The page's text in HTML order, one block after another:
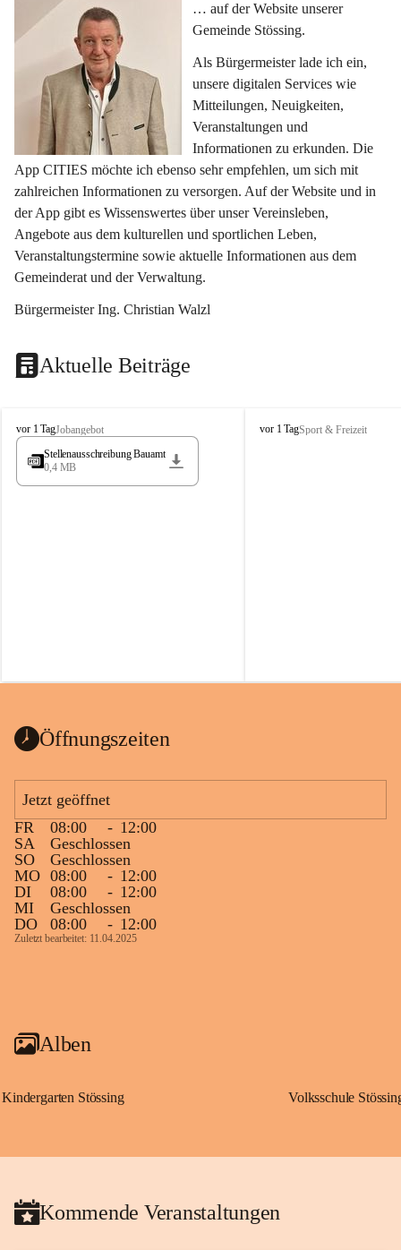
… auf der Website unserer
Gemeinde Stössing.
Als Bürgermeister lade ich ein,
unsere digitalen Services wie
Mitteilungen, Neuigkeiten,
Veranstaltungen und
Informationen zu erkunden. Die
App CITIES möchte ich ebenso sehr empfehlen, um sich mit
zahlreichen Informationen zu versorgen. Auf der Website und in
der App gibt es Wissenswertes über unser Vereinsleben,
Angebote aus dem kulturellen und sportlichen Leben,
Veranstaltungstermine sowie aktuelle Informationen aus dem
Gemeinderat und der Verwaltung.
Bürgermeister Ing. Christian Walzl
Aktuelle Beiträge
S
t
s
vor 1 TagJobangebot
Stellenausschreibung Bauamt
0,4 MB
S
vor 1 TagSport & Freizeit
Öffnungszeiten
Jetzt geöffnet
FR
08:00 - 12:00
SA
Geschlossen
SO
Geschlossen
MO 08:00 - 12:00
DI
08:00 - 12:00
MI
Geschlossen
DO
08:00 - 12:00
Zuletzt bearbeitet: 11.04.2025
Alben
Kindergarten Stössing Volksschule
Kommende Veranstaltungen